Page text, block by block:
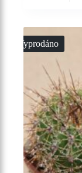
Vyprodáno